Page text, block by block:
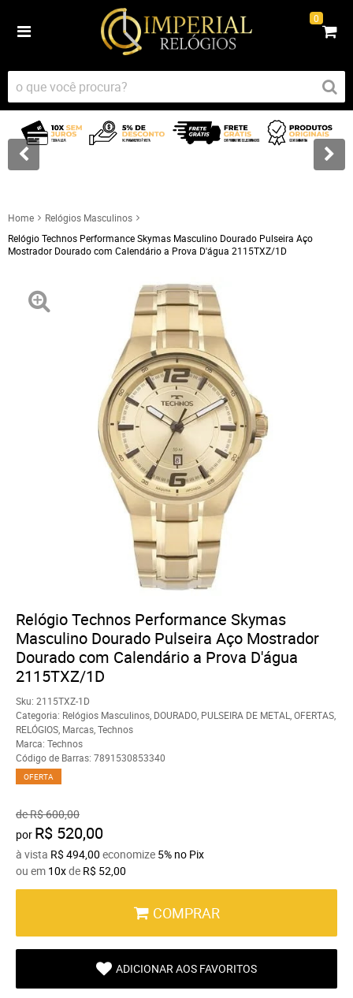
0
Home
Relógios Masculinos
Relógio Technos Performance Skymas Masculino Dourado Pulseira Aço
Mostrador Dourado com Calendário a Prova D'água 2115TXZ/1D
Relógio Technos Performance Skymas
Masculino Dourado Pulseira Aço Mostrador
Dourado com Calendário a Prova D'água
2115TXZ/1D
Sku: 2115TXZ-1D
Categoria: Relógios Masculinos DOURADO PULSEIRA DE METAL OFERTAS
RELÓGIOS Marcas Technos
Marca: Technos
Código de Barras: 7891530853340
OFERTA
deR$ 600,00
por R$ 520,00
à vista R$ 494,00 economize 5% no Pix
ou em 10xde R$ 52,00
COMPRAR
ADICIONAR AOS FAVORITOS